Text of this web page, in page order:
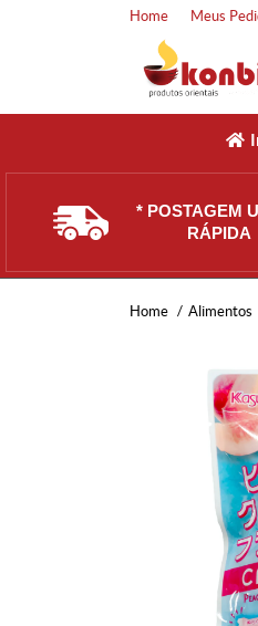
Home Meus
* POSTAGEM
RÁPIDA
Home Alimentos